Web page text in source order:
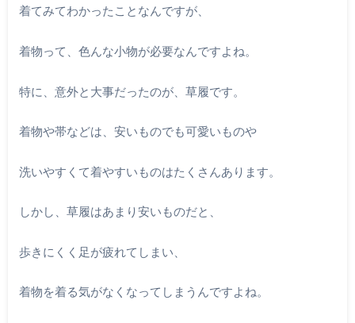
着てみてわかったことなんですが、
着物って、色んな小物が必要なんですよね。
特に、意外と大事だったのが、草履です。
着物や帯などは、安いものでも可愛いものや
洗いやすくて着やすいものはたくさんあります。
しかし、草履はあまり安いものだと、
歩きにくく足が疲れてしまい、
着物を着る気がなくなってしまうんですよね。